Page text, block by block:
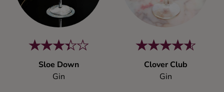
Sloe Down
Gin
Clover Club
Gin